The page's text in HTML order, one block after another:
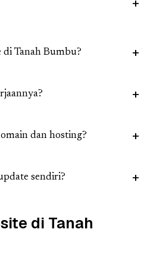
di Tanah Bumbu?
dan hosting?
sendiri?
di Tanah